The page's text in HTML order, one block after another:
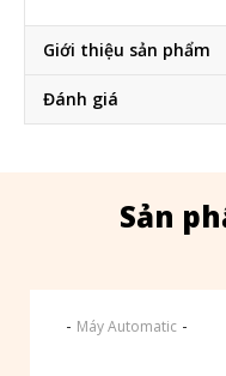
Giới thiệu sản phẩm
Đánh giá
Sản
- Máy Automatic -